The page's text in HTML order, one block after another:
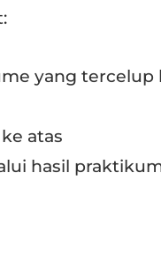
yang tercelup
atas
hasil